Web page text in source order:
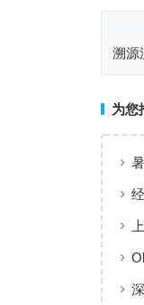
溯源
为您